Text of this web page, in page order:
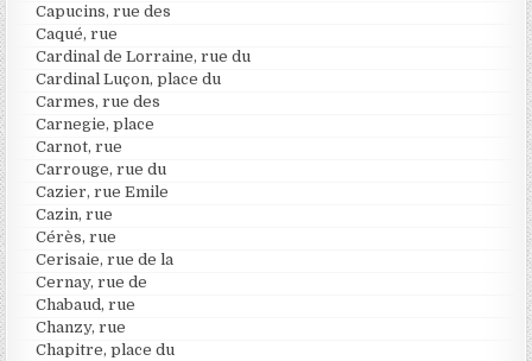
Capucins, rue des
Caqué, rue
Cardinal de Lorraine, rue du
Cardinal Luçon, place du
Carmes, rue des
Carnegie, place
Carnot, rue
Carrouge, rue du
Cazier, rue Emile
Cazin, rue
Cérès, rue
Cerisaie, rue de la
Cernay, rue de
Chabaud, rue
Chanzy, rue
Chapitre, place du